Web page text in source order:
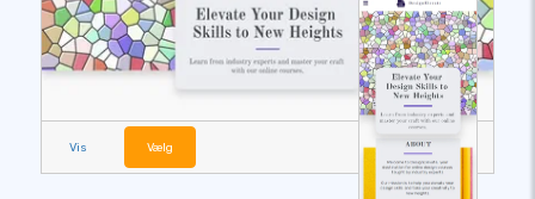
Vis Vælg